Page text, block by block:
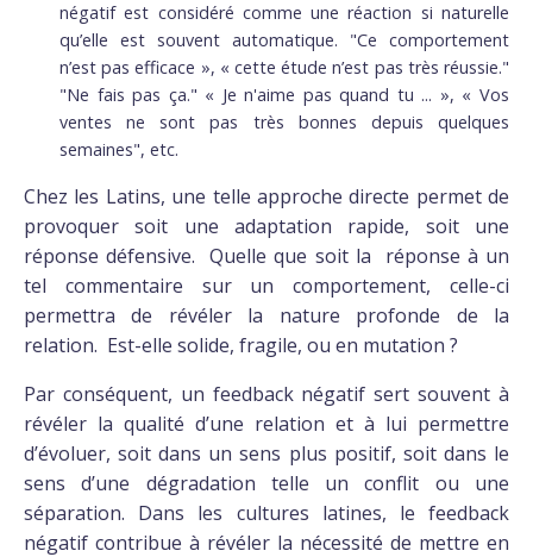
négatif est considéré comme une réaction si naturelle
qu’elle est souvent automatique. "Ce comportement
n’est pas efficace », « cette étude n’est pas très réussie."
"Ne fais pas ça." « Je n'aime pas quand tu ... », « Vos
ventes ne sont pas très bonnes depuis quelques
semaines", etc.
Chez les Latins, une telle approche directe permet de
provoquer soit une adaptation rapide, soit une
réponse défensive. Quelle que soit la réponse à un
tel commentaire sur un comportement, celle-ci
permettra de révéler la nature profonde de la
relation. Est-elle solide, fragile, ou en mutation ?
Par conséquent, un feedback négatif sert souvent à
révéler la qualité d’une relation et à lui permettre
d’évoluer, soit dans un sens plus positif, soit dans le
sens d’une dégradation telle un conflit ou une
séparation. Dans les cultures latines, le feedback
négatif contribue à révéler la nécessité de mettre en